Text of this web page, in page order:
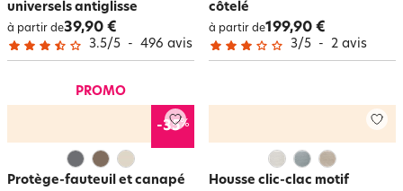
universels antiglisse
à partir de39,90 €
3.5/5 - 496 avis
côtelé
à partir de199,90 €
3/5 - 2 avis
PROMO
-35%
Protège-fauteuil et canapé
Housse clic-clac motif